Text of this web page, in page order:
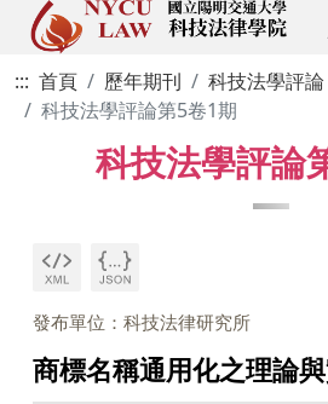
::: 首頁 歷年期刊
科技法學評論
科技法學評論第5卷1期
科技法學評論
發布單位：科技法律研究所
商標名稱通用化之理論